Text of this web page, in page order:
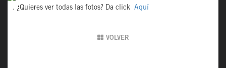
. ¿Quieres ver todas las fotos? Da click Aquí
VOLVER